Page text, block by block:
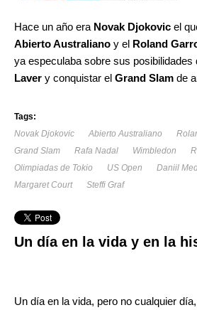
Hace un año era Novak Djokovic el
Abierto Australiano y el Roland
ya especulaba sobre sus posibilidades
Laver y conquistar el Grand Slam de
Tags:
Novak Djokovic
Abierto Australiano
Grand Slam
Rafa Nadal Wimbledon
Olimpiadas de Tokio
US Open
Daniil
Margaret Court
Steffi Graf
Un día en la vida y en la
Un día en la vida, pero no cualquier